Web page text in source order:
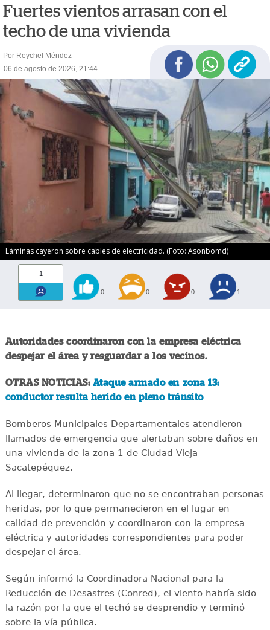
Fuertes vientos arrasan con el
techo de una vivienda
Por Reychel Méndez
06 de agosto de 2026, 21:44
Láminas cayeron sobre cables de electricidad. (Foto: Asonbomd)
1
0 0 0 1
Autoridades coordinaron con la empresa eléctrica
despejar el área y resguardar a los vecinos.
OTRAS NOTICIAS: Ataque armado en zona 13:
conductor resulta herido en pleno tránsito
Bomberos Municipales Departamentales atendieron
llamados de emergencia que alertaban sobre daños en
una vivienda de la zona 1 de Ciudad Vieja
Sacatepéquez.
Al llegar, determinaron que no se encontraban personas
heridas, por lo que permanecieron en el lugar en
calidad de prevención y coordinaron con la empresa
eléctrica y autoridades correspondientes para poder
despejar el área.
Según informó la Coordinadora Nacional para la
Reducción de Desastres (Conred), el viento habría sido
la razón por la que el techó se desprendio y terminó
sobre la vía pública.